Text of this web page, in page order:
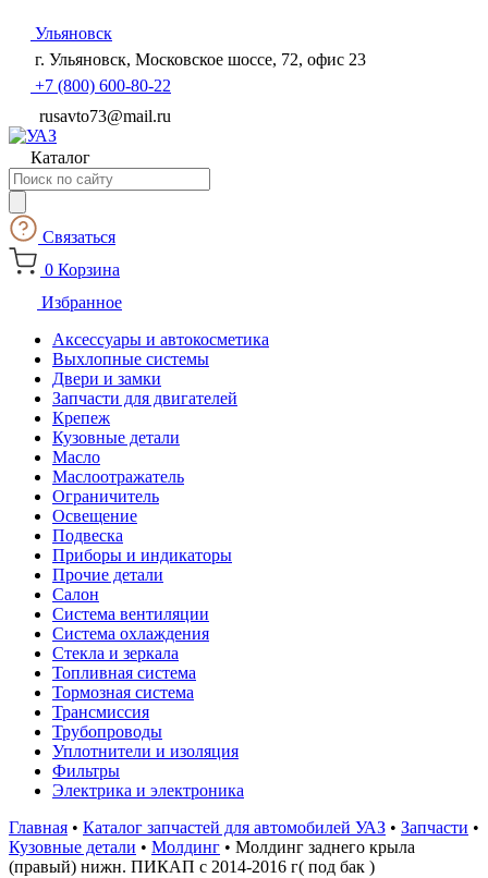
Ульяновск
г. Ульяновск, Московское шоссе, 72, офис 23
+7 (800) 600-80-22
rusavto73@mail.ru
Каталог
Поиск
товаров
Связаться
0 Корзина
Избранное
Аксессуары и автокосметика
Выхлопные системы
Двери и замки
Запчасти для двигателей
Крепеж
Кузовные детали
Масло
Маслоотражатель
Ограничитель
Освещение
Подвеска
Приборы и индикаторы
Прочие детали
Салон
Система вентиляции
Система охлаждения
Стекла и зеркала
Топливная система
Тормозная система
Трансмиссия
Трубопроводы
Уплотнители и изоляция
Фильтры
Электрика и электроника
Главная • Каталог запчастей для автомобилей УАЗ • Запчасти •
Кузовные детали • Молдинг • Молдинг заднего крыла
(правый) нижн. ПИКАП с 2014-2016 г( под бак )